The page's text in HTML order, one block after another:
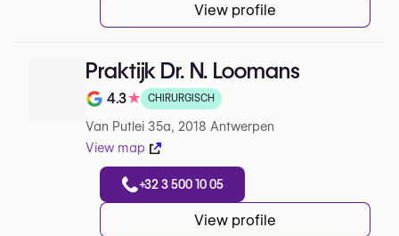
View profile
Praktijk Dr. N. Loomans
Note de 4.3 sur 5 sur Google
4.3★ CHIRURGISCH
Van Putlei 35a, 2018 Antwerpen
View map
+32 3 500 10 05
View profile